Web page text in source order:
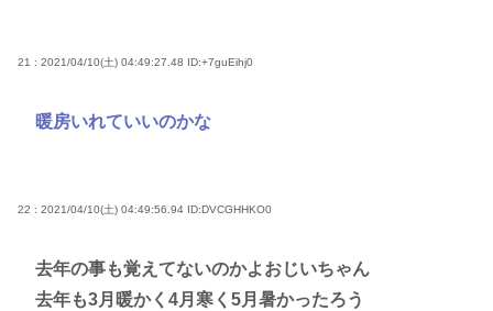
21 : 2021/04/10(土) 04:49:27.48 ID:+7guEihj0
暖房いれていいのかな
22 : 2021/04/10(土) 04:49:56.94 ID:DVCGHHKO0
去年の事も覚えてないのかよおじいちゃん
去年も3月暖かく4月寒く5月暑かったろう